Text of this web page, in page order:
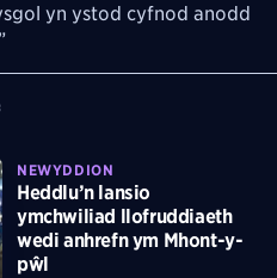
yn ystod cyfnod anodd
NEWYDDION
Heddlu’n lansio
ymchwiliad llofruddiaeth
wedi anhrefn ym Mhont-y-
pŵl